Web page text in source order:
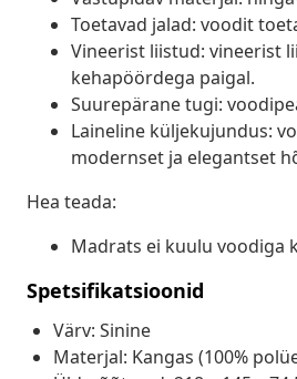
Toetavad jalad: voodit
Vineerist liistud: vineerist
kehapöördega paigal.
Suurepärane tugi:
Laineline küljekujundus:
modernset ja elegantset
Hea teada:
Madrats ei kuulu voodiga
Spetsifikatsioonid
Värv: Sinine
Materjal: Kangas (100%